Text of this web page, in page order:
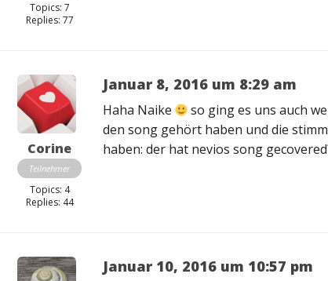
Topics: 7
Replies: 77
Corine
Teilnehmer
Topics: 4
Replies: 44
Januar 8, 2016 um 8:29 am
Haha Naike
so ging es uns auch
den song gehört haben und die
haben: der hat nevios song
Januar 10, 2016 um 10:57 pm